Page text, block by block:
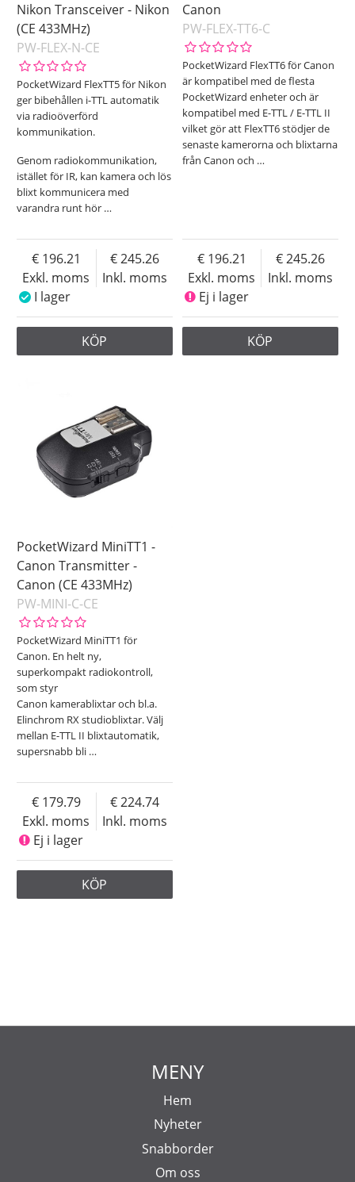
Nikon Transceiver - Nikon
(CE 433MHz)
PW-FLEX-N-CE
PocketWizard FlexTT5 för Nikon
ger bibehållen i-TTL automatik
via radioöverförd
kommunikation.
Genom radiokommunikation,
istället för IR, kan kamera och lös
blixt kommunicera med
varandra runt hör …
Exkl. moms
196.21
Inkl. moms
245.26
I lager
KÖP
Canon
PW-FLEX-TT6-C
PocketWizard FlexTT6 för Canon
är kompatibel med de flesta
PocketWizard enheter och är
kompatibel med E-TTL / E-TTL II
vilket gör att FlexTT6 stödjer de
senaste kamerorna och blixtarna
från Canon och …
Exkl. moms
196.21
Inkl. moms
245.26
Ej i lager
KÖP
PocketWizard MiniTT1 -
Canon Transmitter -
Canon (CE 433MHz)
PW-MINI-C-CE
PocketWizard MiniTT1 för
Canon. En helt ny,
superkompakt radiokontroll,
som styr
Canon kamerablixtar och bl.a.
Elinchrom RX studioblixtar. Välj
mellan E-TTL II blixtautomatik,
supersnabb bli …
Exkl. moms
179.79
Inkl. moms
224.74
Ej i lager
KÖP
MENY
Hem
Nyheter
Snabborder
Om oss